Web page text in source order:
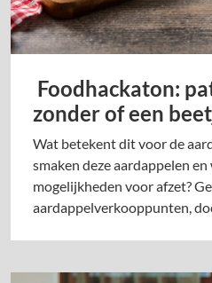
Foodhackaton:
zonder of een
Wat betekent dit voor de
smaken deze aardappelen
mogelijkheden voor afzet?
aardappelverkooppunten,